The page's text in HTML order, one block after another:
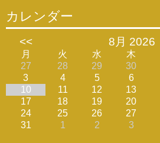
カレンダー
<< 8月 2026
月 火 水 木
27
28 29 30
3
4 5 6
10
11 12 13
17
18 19 20
24
25 26 27
31
1 2 3